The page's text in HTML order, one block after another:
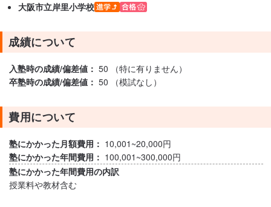
大阪市立岸里小学校
成績について
入塾時の成績/偏差値： 50 （特に有りません）
卒塾時の成績/偏差値： 50 （模試なし）
費用について
塾にかかった月額費用： 10,001~20,000円
塾にかかった年間費用： 100,001~300,000円
塾にかかった年間費用の内訳
授業料や教材含む